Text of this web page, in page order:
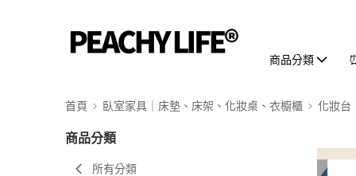
商品分類
首頁 臥室家具｜床墊、床架、化妝桌、衣櫥櫃 化妝台
商品分類
所有分類